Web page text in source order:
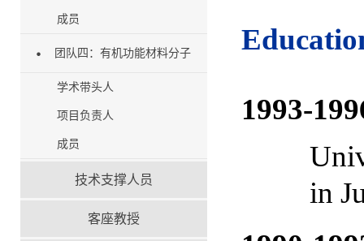
成员
团队四：有机功能材料分子
学术带头人
项目负责人
成员
技术支撑人员
客座教授
1993-
in